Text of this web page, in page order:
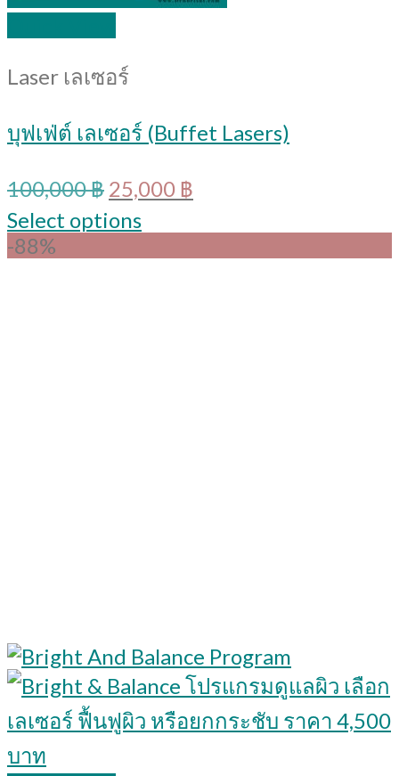
Laser เลเซอร์
บุฟเฟ่ต์ เลเซอร์ (Buffet Lasers)
100,000฿ Original
was:
100,000 ฿.
25,000 ฿
is:
25,000 ฿.
Select options
-88%